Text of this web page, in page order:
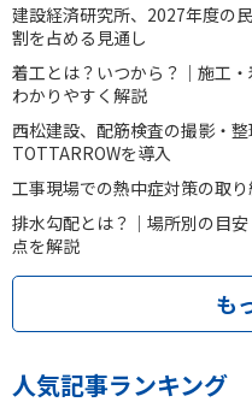
建設経済研究所、2027年度の
割を占める見通し
着工とは？いつから？｜施工
わかりやすく解説
西松建設、配筋検査の撮影・整
TOTTARROWを導入
工事現場での熱中症対策の取り
排水勾配とは？｜場所別の目
点を解説
も
人気記事ランキング